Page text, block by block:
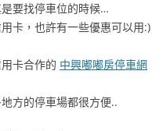
要找停車位的時候…
卡，也許有一些優惠可以用:)
卡合作的 中興嘟嘟房停車網
方的停車場都很方便..